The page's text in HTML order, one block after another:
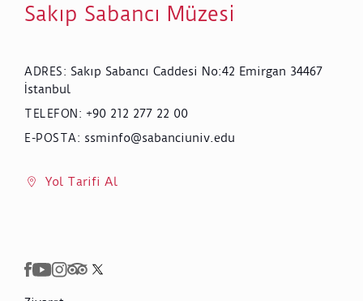
Sakıp Sabancı Müzesi
ADRES: Sakıp Sabancı Caddesi No:42 Emirgan 34467
İstanbul
TELEFON : +90 212 277 22 00
E-POSTA: ssminfo@sabanciuniv.edu
Yol Tarifi Al